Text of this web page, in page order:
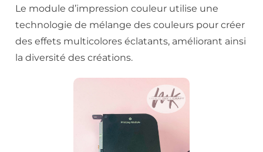
Le module d’impression couleur utilise une
technologie de mélange des couleurs pour créer
des effets multicolores éclatants, améliorant ainsi
la diversité des créations.